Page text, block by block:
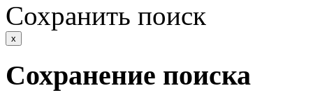
Сохранить поиск
x
Сохранение поиска